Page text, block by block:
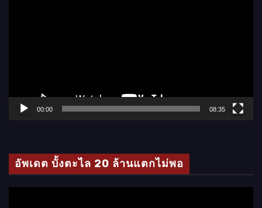
โ
00:00 08:35
อัพเดต บั้งตะไล 20 ล้านแตกไม่พอ